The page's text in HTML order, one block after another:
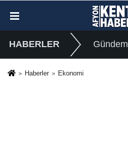
HABERLER Gündem
Haberler Ekonomi